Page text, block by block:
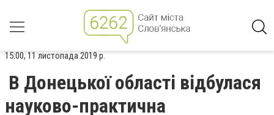
15:00, 11 листопада 2019 р.
В Донецької області відбулася
науково-практична